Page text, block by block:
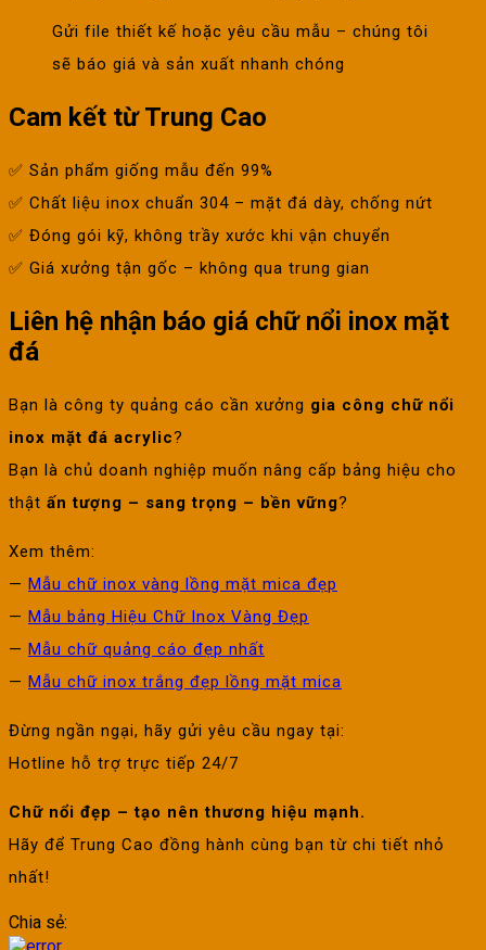
Gửi file thiết kế hoặc yêu cầu mẫu – chúng tôi
sẽ báo giá và sản xuất nhanh chóng
Cam kết từ Trung Cao
✅ Sản phẩm giống mẫu đến 99%
✅ Chất liệu inox chuẩn 304 – mặt đá dày, chống nứt
✅ Đóng gói kỹ, không trầy xước khi vận chuyển
✅ Giá xưởng tận gốc – không qua trung gian
Liên hệ nhận báo giá chữ nổi inox mặt
đá
Bạn là công ty quảng cáo cần xưởng gia công chữ nổi
inox mặt đá acrylic?
Bạn là chủ doanh nghiệp muốn nâng cấp bảng hiệu cho
thật ấn tượng – sang trọng – bền vững?
Xem thêm:
— Mẫu chữ inox vàng lồng mặt mica đẹp
— Mẫu bảng Hiệu Chữ Inox Vàng Đẹp
— Mẫu chữ quảng cáo đẹp nhất
— Mẫu chữ inox trắng đẹp lồng mặt mica
Đừng ngần ngại, hãy gửi yêu cầu ngay tại:
Hotline hỗ trợ trực tiếp 24/7
Chữ nổi đẹp – tạo nên thương hiệu mạnh.
Hãy để Trung Cao đồng hành cùng bạn từ chi tiết nhỏ
nhất!
Chia sẻ: